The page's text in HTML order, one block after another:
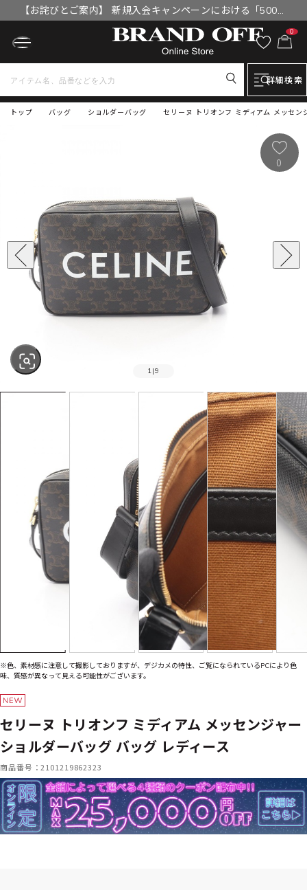
【お詫びとご案内】 新規入会キャンペーンにおける「500円
OFFクーポン」付与漏れと補填について
0
詳細検索
トップ セリーヌ トリオンフ ミディアム メッセ
バッグ ショルダーバッグ
1 |9
0
※色、素材感に注意して撮影しておりますが、デジカメの特性、ご覧になられているPCにより色
味、質感が異なって見える可能性がございます。
セリーヌ トリオンフ ミディアム メッセンジャー
ショルダーバッグ バッグ レディース
商品番号：2101219862323